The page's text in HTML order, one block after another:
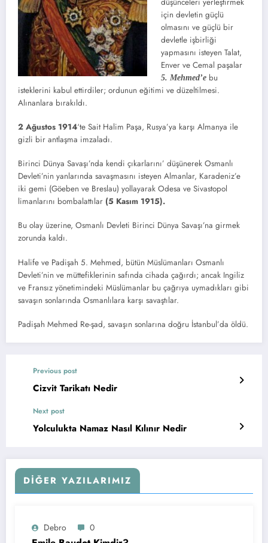
için devletin güçlü
olmasını ve güçlü bir
devletle işbirliği
yapmasını isteyen Talat,
Enver ve Cemal paşalar
5. Mehmed’ebu
isteklerini kabul ettirdiler; ordunun eğitimi ve düzeltilmesi.
Alınanlara bırakıldı.
2 Ağustos 1914‘te Sait Halim Paşa, Rusya’ya karşı Almanya ile
gizli bir antlaşma imzaladı.
Birinci Dünya Savaşı’nda kendi çıkarlarını’ düşünerek Osmanlı
Devleti’nin yanlarında savaşmasını isteyen Almanlar, Karadeniz’e
iki gemi (Göeben ve Breslau) yollayarak Odesa ve Sivastopol
limanlarını bombalattılar (5 Kasım 1915).
Bu olay üzerine, Osmanlı Devleti Birinci Dünya Savaşı’na girmek
zorunda kaldı.
Halife ve Padişah 5. Mehmed, bütün Müslümanları Osmanlı
Devleti’nin ve müttefiklerinin safında cihada çağırdı; ancak Ingiliz
ve Fransız yönetimindeki Müslümanlar bu çağrıya uymadıkları gibi
savaşın sonlarında Osmanlılara karşı savaştılar.
Padişah Mehmed Re-şad, savaşın sonlarına doğru İstanbul’da öldü.
Previous post
Cizvit Tarikatı Nedir
Next post
Yolculukta Namaz Nasıl Kılınır Nedir
DIĞER YAZILARIMIZ
Debro 0